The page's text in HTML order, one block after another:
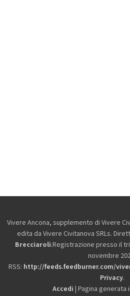
Vivere Ancona, supplemento di Vivere
edita da Vivere Civitanova SRLs.
Brecciaroli.Registrazione presso il
novembre
RSS: http://feeds.feedburner.com/
Privacy.
Accedi | Pagina generata